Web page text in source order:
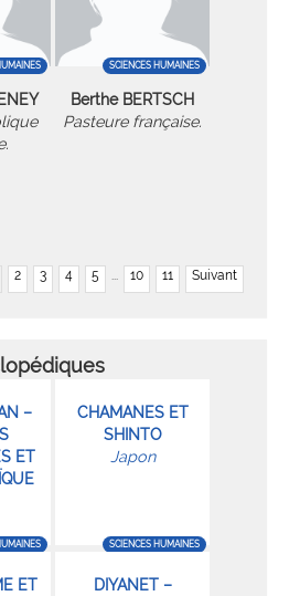
SCIENCES HUMAINES
Berthe BERTSCH
Pasteure française.
2 3 4 5 ... 10 11 Suivant
–
ET
CHAMANES ET
SHINTO
Japon
SCIENCES HUMAINES
ET
DIYANET –